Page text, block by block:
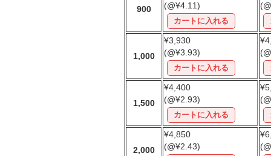
900
(@¥4.11)
1,000
¥3,930
(@¥3.93)
1,500
¥4,400
(@¥2.93)
2,000
¥4,850
(@¥2.43)